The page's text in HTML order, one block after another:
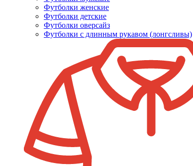
Футболки женские
Футболки детские
Футболки оверсайз
Футболки с длинным рукавом (лонгсливы)